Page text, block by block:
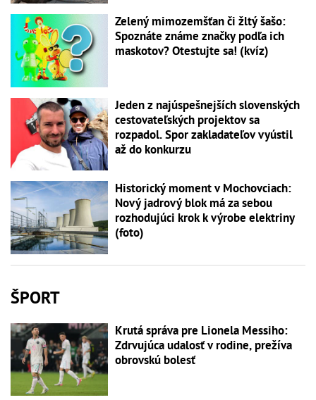
Zelený mimozemšťan či žltý šašo:
Spoznáte známe značky podľa ich
maskotov? Otestujte sa! (kvíz)
Jeden z najúspešnejších slovenských
cestovateľských projektov sa
rozpadol. Spor zakladateľov vyústil
až do konkurzu
Historický moment v Mochovciach:
Nový jadrový blok má za sebou
rozhodujúci krok k výrobe elektriny
(foto)
ŠPORT
Krutá správa pre Lionela Messiho:
Zdrvujúca udalosť v rodine, prežíva
obrovskú bolesť